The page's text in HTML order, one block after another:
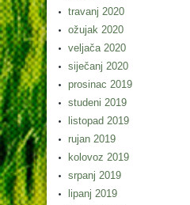
travanj 2020
ožujak 2020
veljača 2020
siječanj 2020
prosinac 2019
studeni 2019
listopad 2019
rujan 2019
kolovoz 2019
srpanj 2019
lipanj 2019